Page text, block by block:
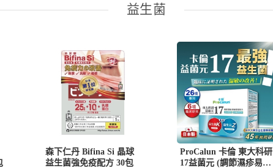
益生菌
森下仁丹 Bifina Si 晶球
益生菌強免疫配方 30包
ProCalun 卡倫 東大科研
17益菌元 (調節濕疹易敏